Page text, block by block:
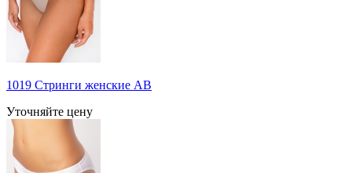
1019 Стринги женские АВ
Уточняйте цену